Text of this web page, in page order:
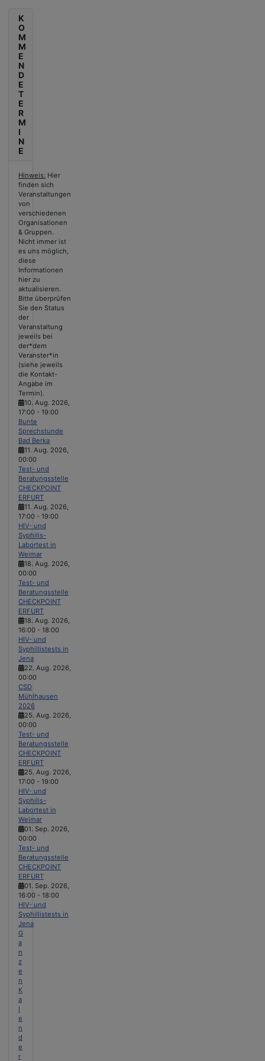
K
O
M
M
E
N
D
E
T
E
R
M
I
N
E
Hinweis: Hier
finden sich
Veranstaltungen
von
verschiedenen
Organisationen
& Gruppen.
Nicht immer ist
es uns möglich,
diese
Informationen
hier zu
aktualisieren.
Bitte überprüfen
Sie den Status
der
Veranstaltung
jeweils bei
der*dem
Veranster*in
(siehe jeweils
die Kontakt-
Angabe im
Termin).
10. Aug. 2026
17:00 - 19:00
Bunte
Sprechstunde
Bad Berka
11. Aug. 2026
00:00
Test- und
Beratungsstelle
CHECKPOINT
ERFURT
11. Aug. 2026
17:00 - 19:00
HIV- und
Syphilis-
Labortest in
Weimar
18. Aug. 2026
00:00
Test- und
Beratungsstelle
CHECKPOINT
ERFURT
18. Aug. 2026
16:00 - 18:00
HIV- und
Syphillistests in
Jena
22. Aug. 2026
00:00
CSD
Mühlhausen
2026
25. Aug. 2026
00:00
Test- und
Beratungsstelle
CHECKPOINT
ERFURT
25. Aug. 2026
17:00 - 19:00
HIV- und
Syphilis-
Labortest in
Weimar
01. Sep. 2026
00:00
Test- und
Beratungsstelle
CHECKPOINT
ERFURT
01. Sep. 2026
16:00 - 18:00
HIV- und
Syphillistests in
Jena
G
a
n
z
e
n
K
a
l
e
n
d
e
r